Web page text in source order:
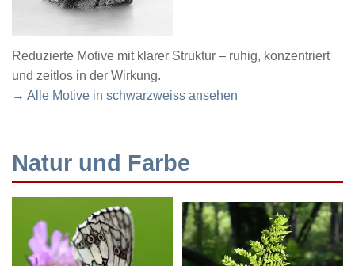
Reduzierte Motive mit klarer Struktur – ruhig, konzentriert
und zeitlos in der Wirkung.
→ Alle Motive in schwarzweiss ansehen
Natur und Farbe